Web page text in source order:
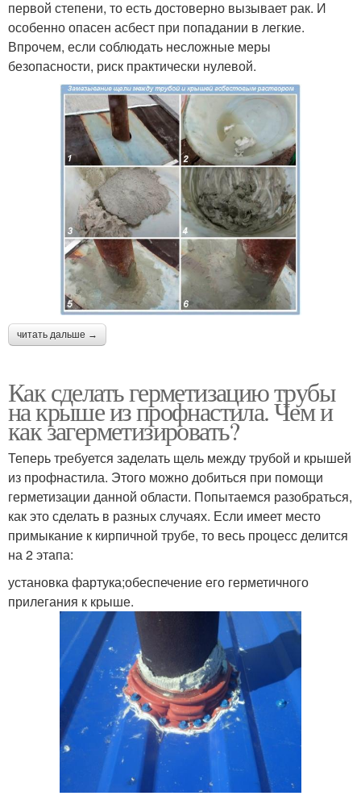
первой степени, то есть достоверно вызывает рак. И
особенно опасен асбест при попадании в легкие.
Впрочем, если соблюдать несложные меры
безопасности, риск практически нулевой.
читать дальше →
Как сделать герметизацию трубы
на крыше из профнастила. Чем и
как загерметизировать?
Теперь требуется заделать щель между трубой и крышей
из профнастила. Этого можно добиться при помощи
герметизации данной области. Попытаемся разобраться,
как это сделать в разных случаях. Если имеет место
примыкание к кирпичной трубе, то весь процесс делится
на 2 этапа:
установка фартука;обеспечение его герметичного
прилегания к крыше.